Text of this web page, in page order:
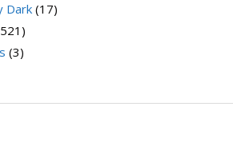
Dark (17)
(3)